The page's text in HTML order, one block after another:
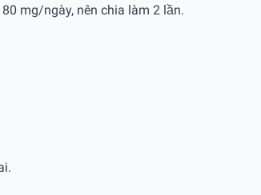
mg/ngày, nên chia làm 2 lần.